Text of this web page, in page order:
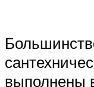
выполнены